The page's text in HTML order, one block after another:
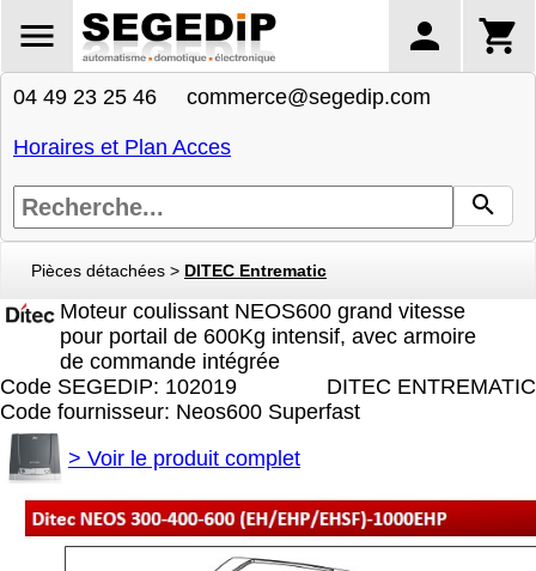
04 49 23 25 46 commerce@segedip.com
Horaires et Plan Acces
Pièces détachées > DITEC Entrematic
Moteur coulissant NEOS600 grand vitesse
pour portail de 600Kg intensif, avec armoire
de commande intégrée
DITEC ENTREMATIC
Code SEGEDIP: 102019
Code fournisseur: Neos600 Superfast
> Voir le produit complet